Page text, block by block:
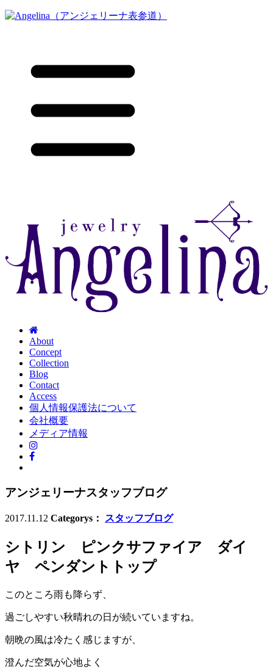
About
Concept
Collection
Blog
Contact
Access
個人情報保護法について
会社概要
メディア情報
アンジェリーナスタッフブログ
2017.11.12 Categorys： スタッフブログ
シトリン ピンクサファイア ダイ
ヤ ペンダントトップ
このところ雨も降らず、
過ごしやすい秋晴れの日が続いていますね。
朝晩の風は冷たく感じますが、
澄んだ空気が心地よく